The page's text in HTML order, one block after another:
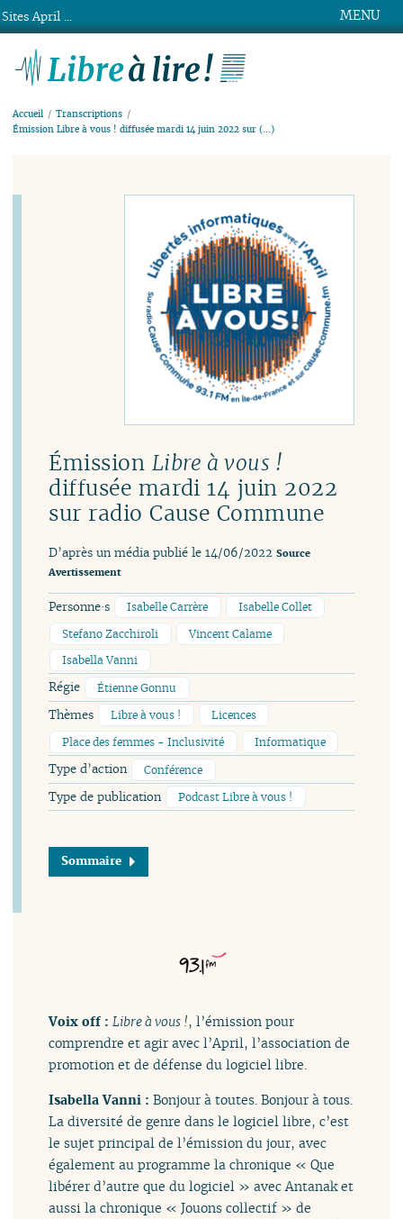
MENU
Accueil
Transcriptions
Émission Libre à vous ! diffusée mardi 14 juin 2022 sur (…)
Émission Libre à vous !
diffusée mardi 14 juin 2022
sur radio Cause Commune
D’après un média publié le 14/06/2022 Source
Avertissement
Personne·s Isabelle Carrère
Isabelle Collet
Stefano Zacchiroli
Vincent Calame
Isabella Vanni
Régie Étienne Gonnu
Thèmes Libre à vous !
Licences
Place des femmes - Inclusivité
Informatique
Type d’action Conférence
Type de publication Podcast Libre à vous !
Sommaire
Voix off :Libre à vous !, l’émission pour
comprendre et agir avec l’April, l’association de
promotion et de défense du logiciel libre.
Isabella Vanni :Bonjour à toutes. Bonjour à tous.
La diversité de genre dans le logiciel libre, c’est
le sujet principal de l’émission du jour, avec
également au programme la chronique « Que
libérer d’autre que du logiciel » avec Antanak et
aussi la chronique « Jouons collectif » de
Sites April ...